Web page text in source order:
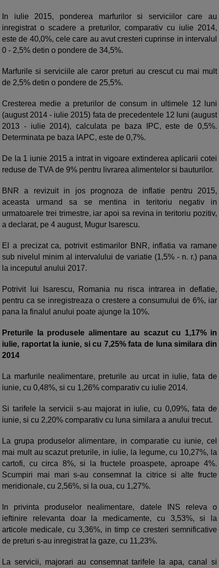
In iulie 2015, ponderea marfurilor si serviciilor care au
inregistrat o scadere a preturilor, comparativ cu iulie 2014,
este de 40,0%, cele care au avut cresteri cuprinse in intervalul
0 - 2,5% detin o pondere de 34,5%.
Marfurile si serviciile ale caror preturi au crescut cu mai mult
de 2,5% detin o pondere de 25,5%.
Cresterea medie a preturilor de consum in ultimele 12 luni
(august 2014 - iulie 2015) fata de precedentele 12 luni (august
2013 - iulie 2014), calculata pe baza IPC, este de 0,5%.
Determinata pe baza IAPC, este de 0,7%.
De la 1 iunie 2015 a intrat in vigoare extinderea aplicarii cotei
reduse de TVA de 9% pentru livrarea alimentelor si bauturilor.
BNR a revizuit in jos prognoza de inflatie pentru 2015,
aceasta urmand sa se mentina in teritoriu negativ in
urmatoarele trei trimestre, iar apoi sa revina in teritoriu pozitiv,
a declarat, pe 4 august, Mugur Isarescu.
El a precizat ca, potrivit estimarilor BNR, inflatia va ramane
sub nivelul minim al intervalului de variatie (1,5% - n. r.) pana
la inceputul anului 2017.
Potrivit lui Isarescu, Romania nu risca intrarea in deflatie,
pentru ca se inregistreaza o crestere a consumului de 6%, iar
pana la finalul anului poate ajunge la 10%.
Preturile la produsele alimentare au scazut cu 1,17% in
iulie, raportat la iunie, si cu 7,25% fata de luna similara din
2014
La marfurile nealimentare, preturile au urcat in iulie, fata de
iunie, cu 0,48%, si cu 1,26% comparativ cu iulie 2014.
Si tarifele la servicii s-au majorat in iulie, cu 0,09%, fata de
iunie, si cu 2,20% comparativ cu luna similara a anului trecut.
La grupa produselor alimentare, in comparatie cu iunie, cel
mai mult au scazut preturile, in iulie, la legume, cu 10,27%, la
cartofi, cu circa 8%, si la fructele proaspete, aproape 4%.
Scumpiri mai mari s-au consemnat la citrice si alte fructe
meridionale, cu 2,56%, si la oua, cu 1,27%.
In privinta produselor nealimentare, datele INS releva o
ieftinire relevanta doar la medicamente, cu 3,53%, si la
articole medicale, cu 3,36%, in timp ce cresteri semnificative
de preturi s-au inregistrat la gaze, cu 11,23%.
La servicii, majorari au consemnat tarifele la apa, canal si